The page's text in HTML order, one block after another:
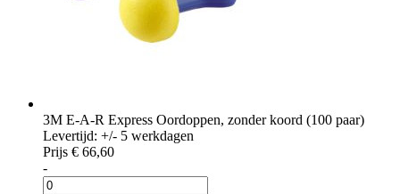
3M E-A-R Express Oordoppen, zonder koord (100 paar)
Levertijd: +/- 5 werkdagen
Prijs € 66,60
-